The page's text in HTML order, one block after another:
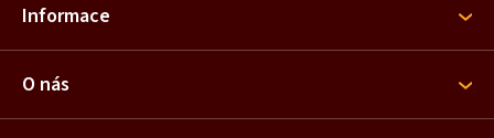
t
Informace
O nás